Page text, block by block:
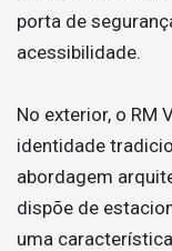
porta de
acessibilidade.
No exterior, o RM
identidade
abordagem
dispõe de
uma